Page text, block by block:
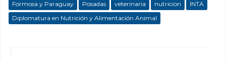
Formosa y Paraguay
Posadas veterinaria nutricion
INTA
Diplomatura en Nutrición y Alimentación Animal